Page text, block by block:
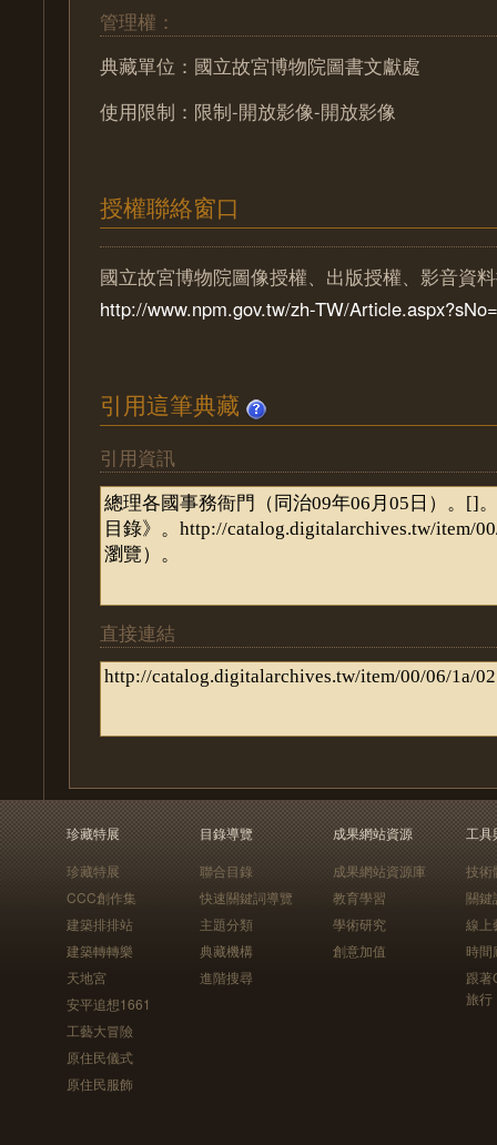
管理權：
典藏單位：國立故宮博物院圖書文獻處
使用限制：限制-開放影像-開放影像
授權聯絡窗口
國立故宮博物院圖像授權、出版授權、影音資
http://www.npm.gov.tw/zh-TW/
引用這筆典藏
引用資訊
直接連結
珍藏特展
珍藏特展
CCC創作集
建築排排站
建築轉轉樂
天地宮
安平追想1661
工藝大冒險
原住民儀式
原住民服飾
目錄導覽
聯合目錄
快速關鍵詞導覽
主題分類
典藏機構
進階搜尋
成果網站資源
成果網站資源庫
教育學習
學術研究
創意加值
工具
技術
關鍵
線上
時間
跟
旅行